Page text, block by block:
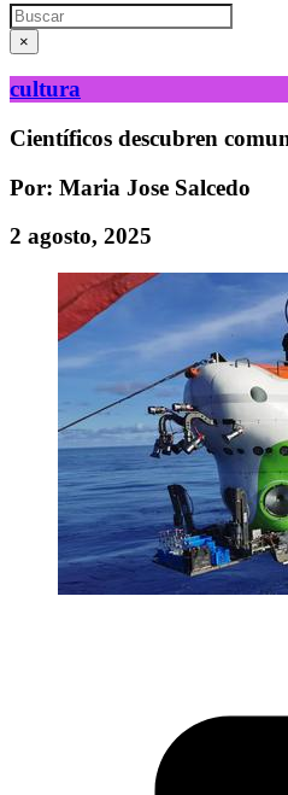
Search
×
cultura
Científicos descubren
Por: Maria Jose Salcedo
2 agosto, 2025